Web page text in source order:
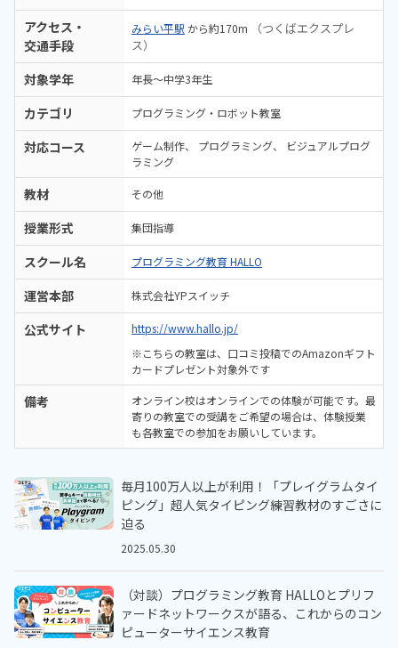
アクセス・
交通手段
みらい平駅 から約170m
（つくばエクスプレ
ス）
対象学年 年長～中学3年生
カテゴリ プログラミング・ロボット教室
対応コース ゲーム制作 プログラミング
ビジュアルプログ
ラミング
教材 その他
授業形式 集団指導
スクール名 プログラミング教育 HALLO
運営本部 株式会社YPスイッチ
公式サイト
https://www.hallo.jp/
※こちらの教室は、口コミ投稿でのAmazonギフト
カードプレゼント対象外です
備考
オンライン校はオンラインでの体験が可能です。最
寄りの教室での受講をご希望の場合は、体験授業
も各教室での参加をお願いしています。
毎月100万人以上が利用！「プレイグラムタイ
ピング」超人気タイピング練習教材のすごさに
迫る
2025.05.30
（対談）プログラミング教育 HALLOとプリフ
ァードネットワークスが語る、これからのコン
ピューターサイエンス教育